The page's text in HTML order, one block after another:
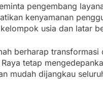
pengembang
kenyamanan
usia dan latar
berharap transformasi
tetap
mudah dijangkau